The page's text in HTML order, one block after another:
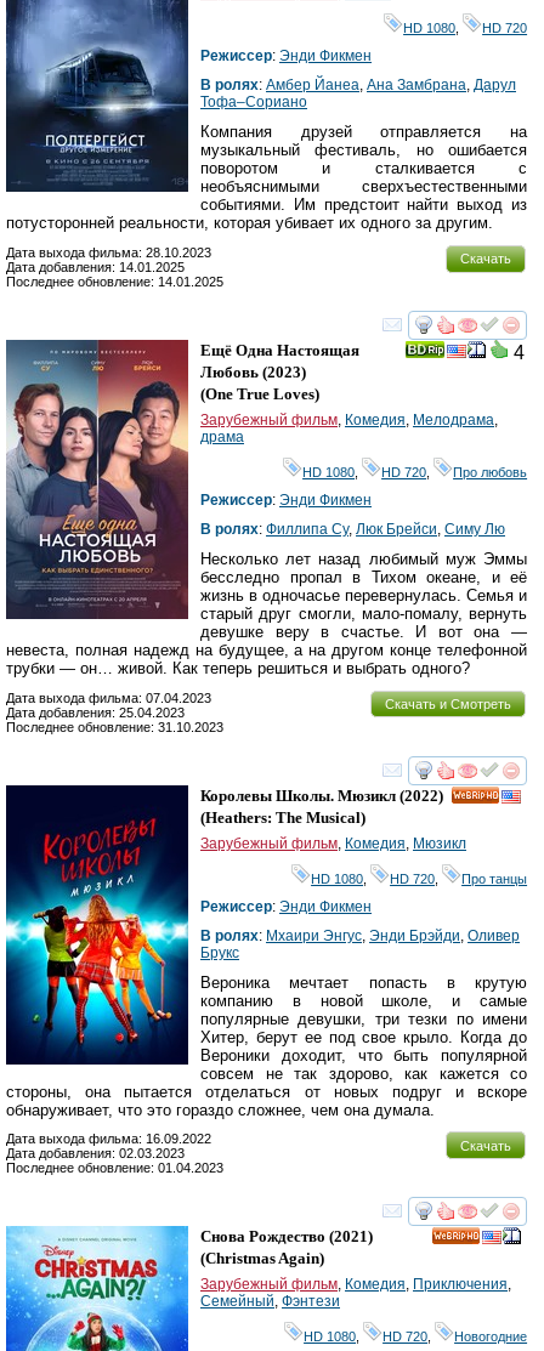
HD 1080 HD 720
Режиссер: Энди Фикмен
В ролях: Амбер Йанеа, Ана Замбрана, Дарyл
Тофа–Сориано
Компания друзей отправляется на
музыкальный фестиваль, но ошибается
поворотом и сталкивается с
необъяснимыми сверхъестественными
событиями. Им предстоит найти выход из
потусторонней реальности, которая убивает их одного за другим.
Скачать
Дата выхода фильма: 28.10.2023
Дата добавления: 14.01.2025
Последнее обновление: 14.01.2025
смотреть
4
Ещё Одна Настоящая
Любовь (2023)
(One True Loves)
Зарубежный фильм Комедия Мелодрама
драма
HD 1080 HD 720 Про любовь
Режиссер: Энди Фикмен
В ролях: Филлипа Су, Люк Брейси Симу Лю
Несколько лет назад любимый муж Эммы
бесследно пропал в Тихом океане, и её
жизнь в одночасье перевернулась. Семья и
старый друг смогли, мало-помалу, вернуть
девушке веру в счастье. И вот она —
невеста, полная надежд на будущее, а на другом конце телефонной
трубки — он… живой. Как теперь решиться и выбрать одного?
Скачать и Смотреть
Дата выхода фильма: 07.04.2023
Дата добавления: 25.04.2023
Последнее обновление: 31.10.2023
смотреть
Королевы Школы. Мюзикл (2022)
(Heathers: The Musical)
Зарубежный фильм Комедия Мюзикл
HD 1080 HD 720 Про танцы
Режиссер: Энди Фикмен
В ролях: Мхаири Энгус Энди Брэйди Оливер
Брукс
Вероника мечтает попасть в крутую
компанию в новой школе, и самые
популярные девушки, три тезки по имени
Хитер, берут ее под свое крыло. Когда до
Вероники доходит, что быть популярной
совсем не так здорово, как кажется со
стороны, она пытается отделаться от новых подруг и вскоре
обнаруживает, что это гораздо сложнее, чем она думала.
Скачать
Дата выхода фильма: 16.09.2022
Дата добавления: 02.03.2023
Последнее обновление: 01.04.2023
смотреть
Снова Рождество (2021)
(Christmas Again)
Зарубежный фильм, Комедия, Приключения,
Семейный, Фэнтези
HD 1080 HD 720 Новогодние